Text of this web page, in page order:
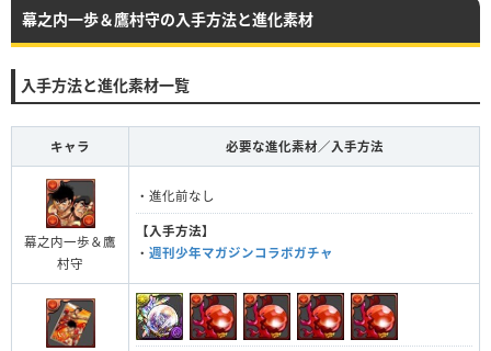
幕之内一歩＆鷹村守の入手方法と進化素材
入手方法と進化素材一覧
キャラ 必要な進化素材／入手方法
幕之内一歩＆鷹
村守
・進化前なし
【入手方法】
・ 週刊少年マガジンコラボガチャ